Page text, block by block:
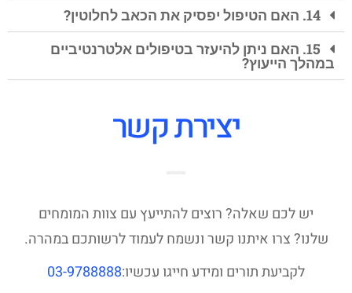
14. האם הטיפול יפסיק את הכאב לחלוטין?
15. האם ניתן להיעזר בטיפולים אלטרנטיביים
במהלך הייעוץ?
יצירת קשר
יש לכם שאלה? רוצים להתייעץ עם צוות המומחים
שלנו? צרו איתנו קשר ונשמח לעמוד לרשותכם במהרה.
לקביעת תורים ומידע חייגו עכשיו:03-9788888